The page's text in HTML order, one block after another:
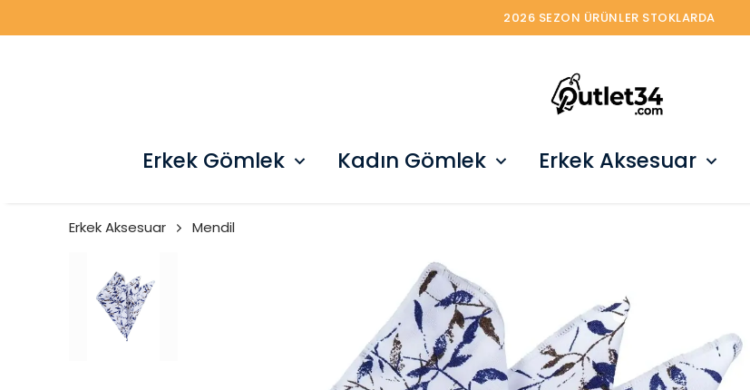
2026 SEZON ÜRÜNLER STOKLARDA
Erkek Gömlek Kadın Gömlek Erkek Aksesuar
Erkek Aksesuar Mendil